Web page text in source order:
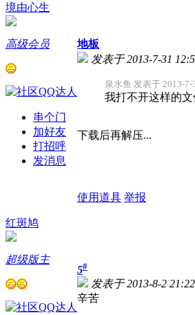
境由心生
高级会员
串个门
加好友
打招呼
发消息
地板
发表于 2013-7-31
泉水鱼 发表于 2013-7-
我打不开这样的文
下载后再解压...
使用道具 举报
红斑鸠
超级版主
5#
发表于 2013-8-2
辛苦